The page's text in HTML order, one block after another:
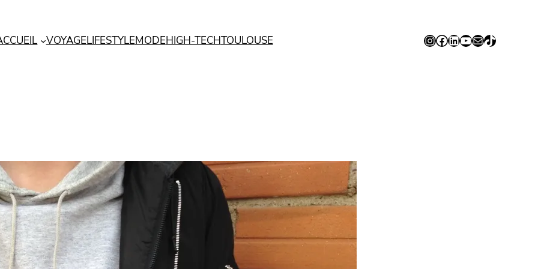
VOYAGELIFESTYLEMODEHIGH-TECHTOULOUSE InstagramFacebook LinkedIn YouTube E-mail TikTok